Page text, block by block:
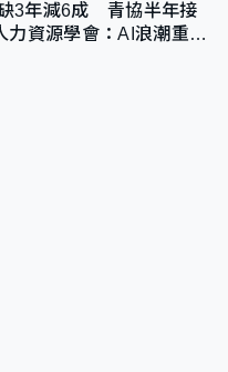
3年減6成 青協半年接
資源學會：AI浪潮重整